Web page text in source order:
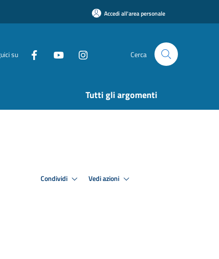
Accedi all'area personale
su Cerca
Tutti gli argomenti
Condividi Vedi azioni